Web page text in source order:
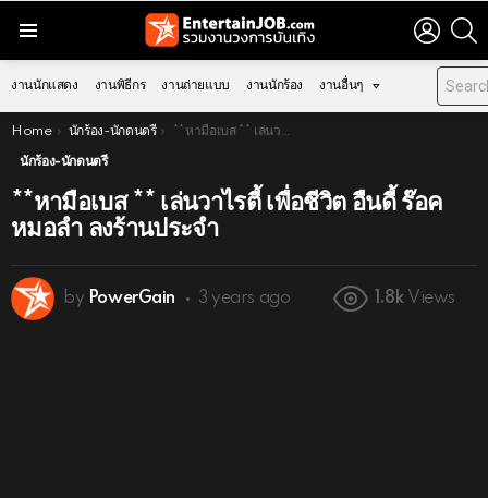
LOGIN
งานนักแสดง งานพิธีกร งานถ่ายแบบ งานนักร้อง งานอื่นๆ
You are here:
Home นักร้อง-นักดนตรี **หามือเบส ** เล่นวาไรตี้ เพื่อชีวิต อืนดี้ ร๊อค หมอลำ ลงร้านประจำ
นักร้อง-นักดนตรี
**หามือเบส ** เล่นวาไรตี้ เพื่อชีวิต อืนดี้ ร๊อค
หมอลำ ลงร้านประจำ
by PowerGain 3 years ago 1.8k Views